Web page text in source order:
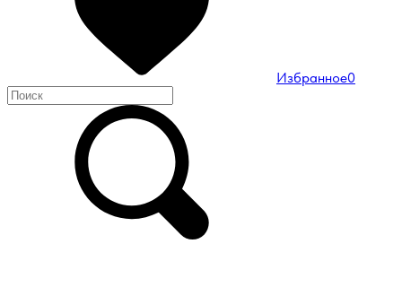
Избранное0